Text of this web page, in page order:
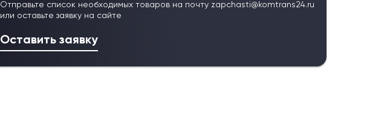
Отправьте список необходимых товаров на почту zapchasti@komtrans24.ru
или оставьте заявку на сайте
Оставить заявку